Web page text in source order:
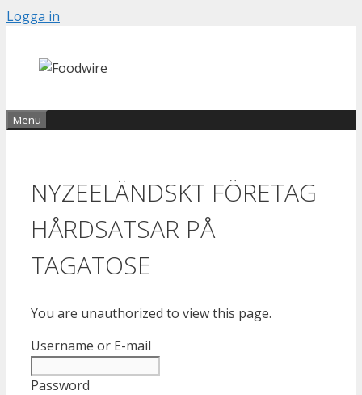
Skip
content
Logga in
Menu
NYZEELÄNDSKT FÖRETAG
HÅRDSATSAR PÅ
TAGATOSE
You are unauthorized to view this page.
Username or E-mail
Password